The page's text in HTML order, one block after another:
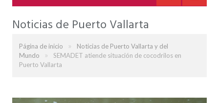
Noticias de Puerto Vallarta
Página de inicio »
Noticias de Puerto Vallarta y del
Mundo
»
SEMADET atiende situación de cocodrilos en
Puerto Vallarta